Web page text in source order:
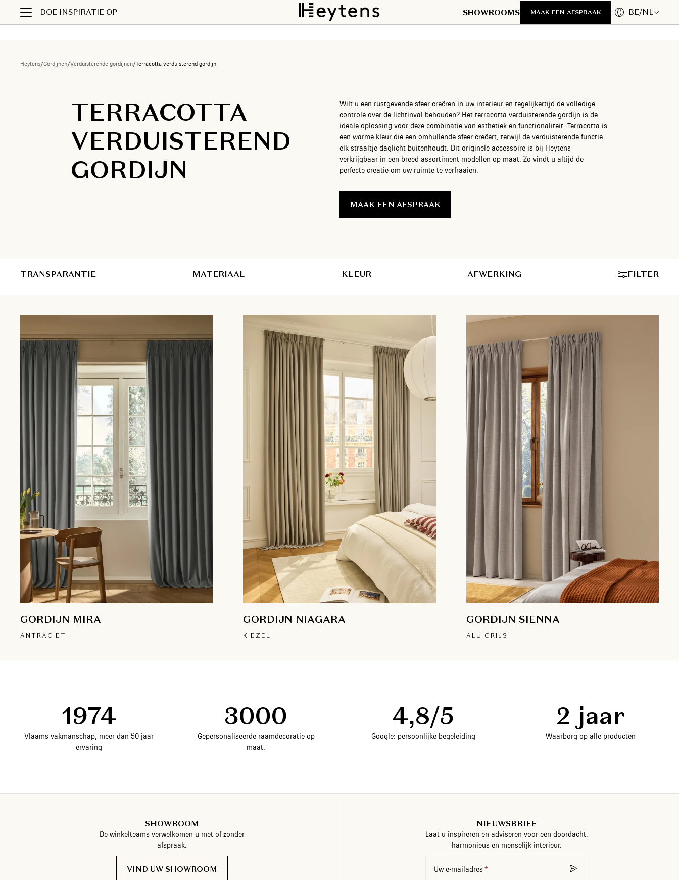
DOE INSPIRATIE OP SHOWROOMS MAAK EEN AFSPRAAK BE/NL
Heytens/Gordijnen/Verduisterende gordijnen/Terracotta verduisterend gordijn
TERRACOTTA
VERDUISTEREND
GORDIJN
Wilt u een rustgevende sfeer creëren in uw interieur en tegelijkertijd de volledige
controle over de lichtinval behouden? Het terracotta verduisterende gordijn is de
ideale oplossing voor deze combinatie van esthetiek en functionaliteit. Terracotta is
een warme kleur die een omhullende sfeer creëert, terwijl de verduisterende functie
elk straaltje daglicht buitenhoudt. Dit originele accessoire is bij Heytens
verkrijgbaar in een breed assortiment modellen op maat. Zo vindt u altijd de
perfecte creatie om uw ruimte te verfraaien.
MAAK EEN AFSPRAAK
TRANSPARANTIE MATERIAAL KLEUR AFWERKING FILTER
GORDIJN MIRA
ANTRACIET
GORDIJN NIAGARA
KIEZEL
GORDIJN SIENNA
ALU GRIJS
1974
Vlaams vakmanschap, meer dan 50 jaar
ervaring
3000
Gepersonaliseerde raamdecoratie op
maat.
4,8/5
Google: persoonlijke begeleiding
2 jaar
Waarborg op alle producten
SHOWROOM
De winkelteams verwelkomen u met of zonder
afspraak.
VIND UW SHOWROOM
NIEUWSBRIEF
Laat u inspireren en adviseren voor een doordacht,
harmonieus en menselijk interieur.
Uw e-mailadres